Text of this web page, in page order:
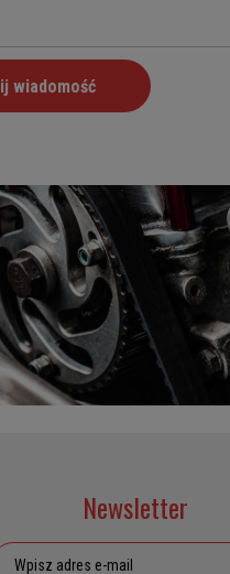
Newsletter